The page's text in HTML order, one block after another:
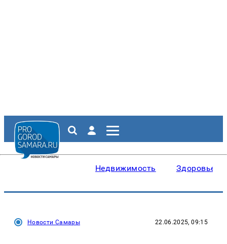
Недвижимость Здоровье
Новости Самары 22.06.2025, 09:15